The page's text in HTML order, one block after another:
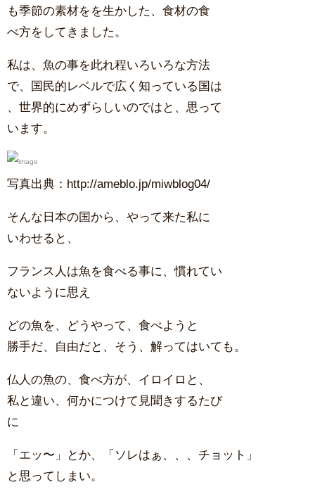
も季節の素材をを生かした、食材の食
べ方をしてきました。
私は、魚の事を此れ程いろいろな方法
で、国民的レベルで広く知っている国は
、世界的にめずらしいのではと、思って
います。
写真出典：http://ameblo.jp/miwblog04/
そんな日本の国から、やって来た私に
いわせると、
フランス人は魚を食べる事に、慣れてい
ないように思え
どの魚を、どうやって、食べようと
勝手だ、自由だと、そう、解ってはいても。
仏人の魚の、食べ方が、イロイロと、
私と違い、何かにつけて見聞きするたび
に
「エッ〜」とか、「ソレはぁ、、、チョット」
と思ってしまい。